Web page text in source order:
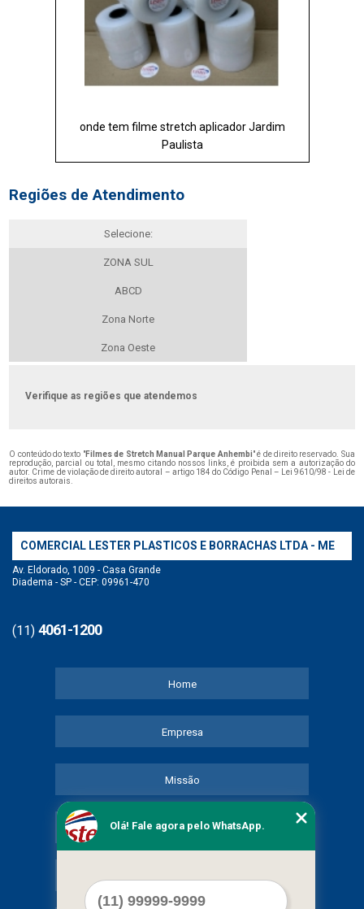
onde tem filme stretch aplicador Jardim
Paulista
Regiões de Atendimento
Selecione:
ZONA SUL
ABCD
Zona Norte
Zona Oeste
Verifique as regiões que atendemos
O conteúdo do texto "Filmes de Stretch Manual Parque Anhembi" é de direito reservado. Sua
reprodução, parcial ou total, mesmo citando nossos links, é proibida sem a autorização do
autor. Crime de violação de direito autoral – artigo 184 do Código Penal – Lei 9610/98 - Lei de
direitos autorais.
COMERCIAL LESTER PLASTICOS E BORRACHAS LTDA - ME
Av. Eldorado, 1009 - Casa Grande
Diadema - SP - CEP: 09961-470
(11) 4061-1200
Home
Empresa
Missão
Serviços
Olá! Fale agora pelo WhatsApp.